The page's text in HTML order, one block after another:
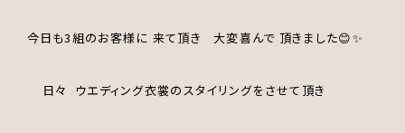
今日も3組のお客様に 来て頂き 大変喜んで 頂きました😊✨
日々 ウエディング衣裳のスタイリングをさせて頂き